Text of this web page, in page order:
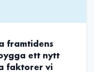
framtidens
ett nytt
faktorer vi